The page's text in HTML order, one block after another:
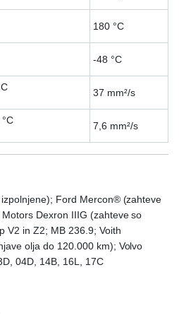
180 °C
-48 °C
37 mm²/s
7,6 mm²/s
Ford Mercon® (zahteve
Dexron IIIG (zahteve so
V2 in Z2; MB 236.9; Voith
olja do 120.000 km); Volvo
04D, 14B, 16L, 17C